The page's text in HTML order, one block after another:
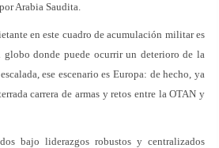
Arabia Saudita.
en este cuadro de acumulación militar es
globo donde puede ocurrir un deterioro de la
ese escenario es Europa: de hecho, ya
carrera de armas y retos entre la OTAN y
bajo liderazgos robustos y centralizados